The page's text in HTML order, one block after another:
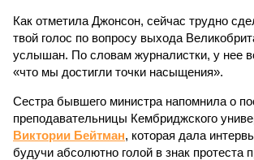
Как отметила Джонсон, сейчас трудно
твой голос по вопросу выхода
услышан. По словам журналистки, у нее
«что мы достигли точки насыщения».
Сестра бывшего министра напомнила о
преподавательницы Кембриджского
Виктории Бейтман, которая дала
будучи абсолютно голой в знак протеста